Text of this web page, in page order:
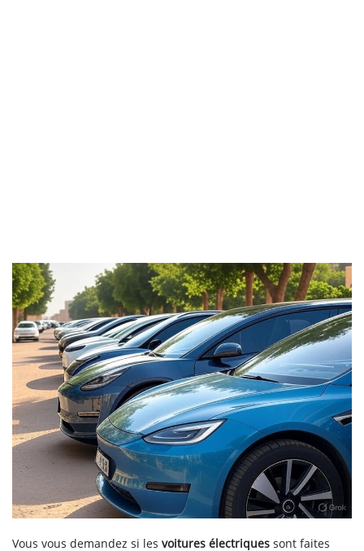
Vous vous demandez si les voitures électriques sont faites